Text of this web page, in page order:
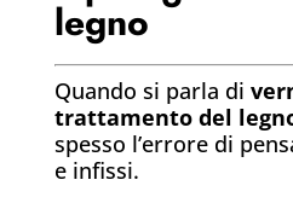
legno
Quando si parla di
trattamento del
spesso l’errore di
e infissi.